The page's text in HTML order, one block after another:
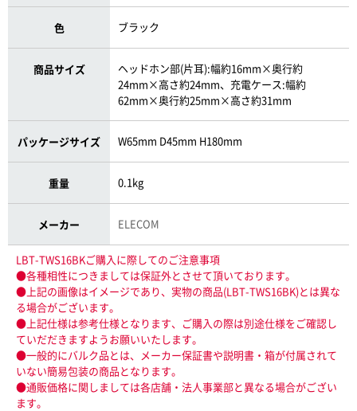
色 ブラック
商品サイズ
ヘッドホン部(片耳):幅約16mm×奥行約
24mm×高さ約24mm、充電ケース:幅約
62mm×奥行約25mm×高さ約31mm
パッケージサイズ W65mm D45mm H180mm
重量 0.1kg
メーカー ELECOM
LBT-TWS16BKご購入に際してのご注意事項
●各種相性につきましては保証外とさせて頂いております。
●上記の画像はイメージであり、実物の商品(LBT-TWS16BK)とは異な
る場合がございます。
●上記仕様は参考仕様となります、ご購入の際は別途仕様をご確認し
ていだだきますようお願いいたします。
●一般的にバルク品とは、メーカー保証書や説明書・箱が付属されて
いない簡易包装の商品となります。
●通販価格に関しましては各店舗・法人事業部と異なる場合がござい
ます。